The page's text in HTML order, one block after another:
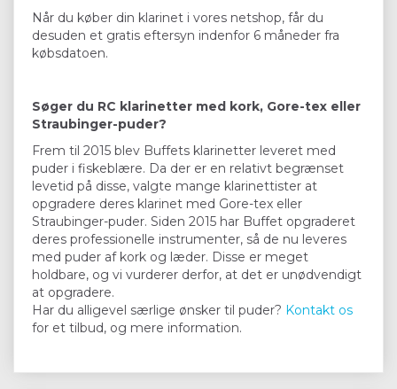
Når du køber din klarinet i vores netshop, får du
desuden et gratis eftersyn indenfor 6 måneder fra
købsdatoen.
Søger du RC klarinetter med kork, Gore-tex eller
Straubinger-puder?
Frem til 2015 blev Buffets klarinetter leveret med
puder i fiskeblære. Da der er en relativt begrænset
levetid på disse, valgte mange klarinettister at
opgradere deres klarinet med Gore-tex eller
Straubinger-puder. Siden 2015 har Buffet opgraderet
deres professionelle instrumenter, så de nu leveres
med puder af kork og læder. Disse er meget
holdbare, og vi vurderer derfor, at det er unødvendigt
at opgradere.
Har du alligevel særlige ønsker til puder? Kontakt os
for et tilbud, og mere information.